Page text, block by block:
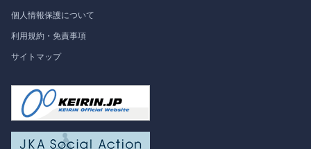
フォーラム情報
調査研究
個人情報保護について
利用規約・免責事項
サイトマップ